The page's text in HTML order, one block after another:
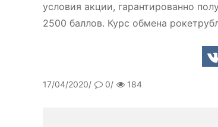
условия акции, гарантированно
2500 баллов. Курс обмена
17/04/2020 0 184